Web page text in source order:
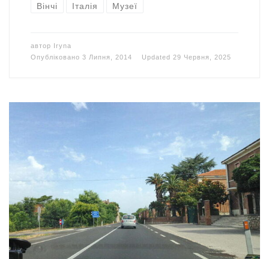
Вінчі Італія Музеї
автор Iryna
Опубліковано 3 Липня, 2014 Updated 29 Червня, 2025